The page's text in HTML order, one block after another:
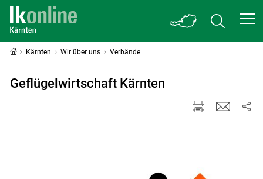
Kärnten Wir über uns Verbände
Geflügelwirtschaft Kärnten